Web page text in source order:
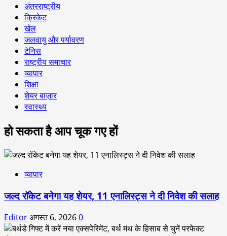
अंतरराष्ट्रीय
क्रिकेट
खेल
जलवायु और पर्यावरण
टेनिस
राष्ट्रीय समाचार
व्यापार
शिक्षा
शेयर बाज़ार
स्वास्थ्य
हो सकता है आप चूक गए हों
व्यापार
जल्द रॉकेट बनेगा यह शेयर, 11 एनालिस्ट्स ने दी निवेश की सलाह
Editorअगस्त 6, 20260